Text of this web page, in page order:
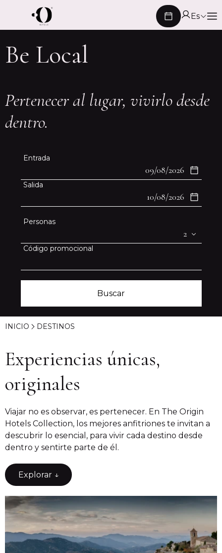
Es
Be Local
Pertenecer al lugar, vivirlo desde
dentro.
Fechas
viaje
Entrada
Salida
Detalles
la
Personas
Código promocional
Buscar
INICIO DESTINOS
Experiencias únicas,
originales
Viajar no es observar, es pertenecer. En The Origin
Hotels Collection, los mejores anfitriones te invitan a
descubrir lo esencial, para vivir cada destino desde
dentro y sentirte parte de él.
Explorar ↓